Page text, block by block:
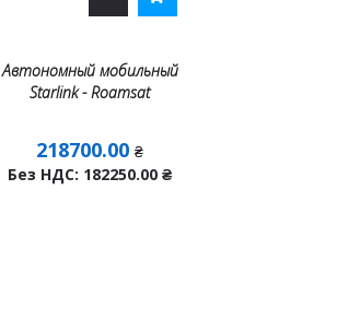
Автономный мобильный
Starlink - Roamsat
218700.00 ₴
Без НДС: 182250.00 ₴